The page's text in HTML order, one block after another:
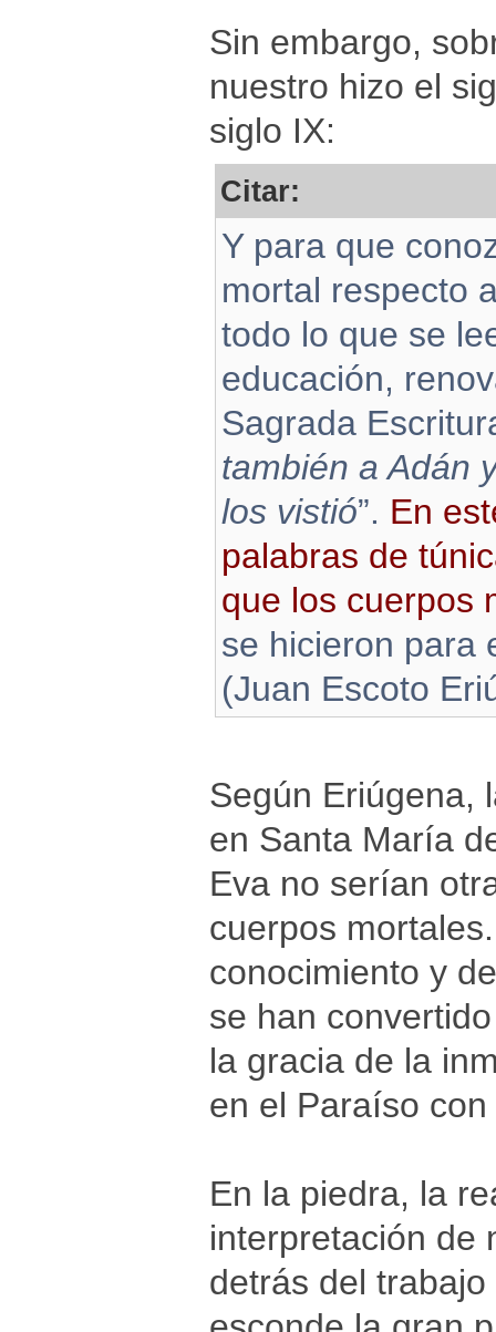
Sin embargo,
nuestro hizo el
siglo IX:
Citar:
Y para que
mortal respecto
todo lo que se
educación,
Sagrada
también a Adán
los vistió”. En
palabras de
que los cuerpos
se hicieron para
(Juan Escoto
Según Eriúgena,
en Santa María
Eva no serían
cuerpos
conocimiento y
se han
la gracia de la
en el Paraíso
En la piedra, la
interpretación de
detrás del